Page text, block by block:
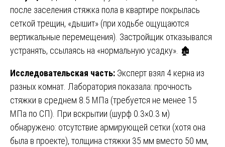
после заселения стяжка пола в квартире покрылась
сеткой трещин, «дышит» (при ходьбе ощущаются
вертикальные перемещения). Застройщик отказывался
устранять, ссылаясь на «нормальную усадку». 🏚️
Исследовательская часть: Эксперт взял 4 керна из
разных комнат. Лаборатория показала: прочность
стяжки в среднем 8.5 МПа (требуется не менее 15
МПа по СП). При вскрытии (шурф 0.3×0.3 м)
обнаружено: отсутствие армирующей сетки (хотя она
была в проекте), толщина стяжки 35 мм вместо 50 мм,